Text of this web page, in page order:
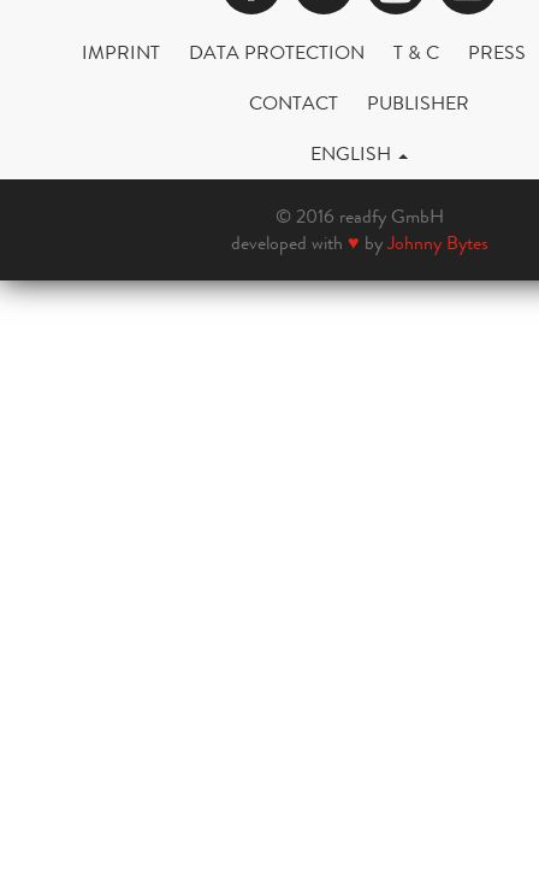
IMPRINT DATA PROTECTION T & C
PRESS
CONTACT
PUBLISHER
ENGLISH
© 2016 readfy GmbH
developed with ♥ byJohnny Bytes